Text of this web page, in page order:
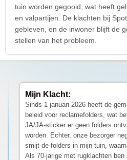
tuin worden gegooid, wat heeft
en valpartijen. De klachten bij
gebleven, en de inwoner blijft de
stellen van het probleem.
Mijn Klacht:
Sinds 1 januari 2026 heeft de
beleid voor reclamefolders, wat
JA/JA-sticker er geen folders
worden. Echter, onze bezorger
smijt de folders in mijn tuin,
Als 70-jarige met rugklachten ben